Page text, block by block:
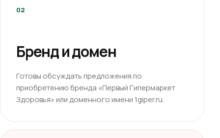
02
Бренд и домен
Готовы обсуждать предложения по
приобретению бренда «Первый Гипермаркет
Здоровья» или доменного имени 1giper.ru.